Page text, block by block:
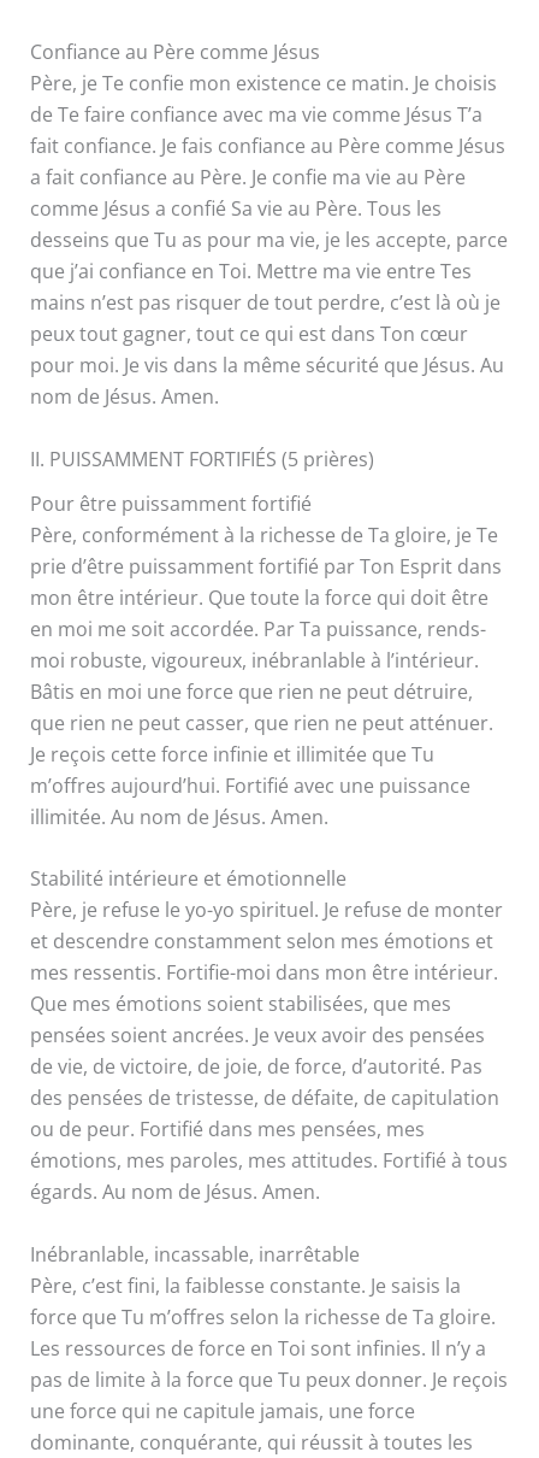
Confiance au Père comme Jésus
Père, je Te confie mon existence ce matin. Je choisis
de Te faire confiance avec ma vie comme Jésus T’a
fait confiance. Je fais confiance au Père comme Jésus
a fait confiance au Père. Je confie ma vie au Père
comme Jésus a confié Sa vie au Père. Tous les
desseins que Tu as pour ma vie, je les accepte, parce
que j’ai confiance en Toi. Mettre ma vie entre Tes
mains n’est pas risquer de tout perdre, c’est là où je
peux tout gagner, tout ce qui est dans Ton cœur
pour moi. Je vis dans la même sécurité que Jésus. Au
nom de Jésus. Amen.
II. PUISSAMMENT FORTIFIÉS (5 prières)
Pour être puissamment fortifié
Père, conformément à la richesse de Ta gloire, je Te
prie d’être puissamment fortifié par Ton Esprit dans
mon être intérieur. Que toute la force qui doit être
en moi me soit accordée. Par Ta puissance, rends-
moi robuste, vigoureux, inébranlable à l’intérieur.
Bâtis en moi une force que rien ne peut détruire,
que rien ne peut casser, que rien ne peut atténuer.
Je reçois cette force infinie et illimitée que Tu
m’offres aujourd’hui. Fortifié avec une puissance
illimitée. Au nom de Jésus. Amen.
Stabilité intérieure et émotionnelle
Père, je refuse le yo-yo spirituel. Je refuse de monter
et descendre constamment selon mes émotions et
mes ressentis. Fortifie-moi dans mon être intérieur.
Que mes émotions soient stabilisées, que mes
pensées soient ancrées. Je veux avoir des pensées
de vie, de victoire, de joie, de force, d’autorité. Pas
des pensées de tristesse, de défaite, de capitulation
ou de peur. Fortifié dans mes pensées, mes
émotions, mes paroles, mes attitudes. Fortifié à tous
égards. Au nom de Jésus. Amen.
Inébranlable, incassable, inarrêtable
Père, c’est fini, la faiblesse constante. Je saisis la
force que Tu m’offres selon la richesse de Ta gloire.
Les ressources de force en Toi sont infinies. Il n’y a
pas de limite à la force que Tu peux donner. Je reçois
une force qui ne capitule jamais, une force
dominante, conquérante, qui réussit à toutes les